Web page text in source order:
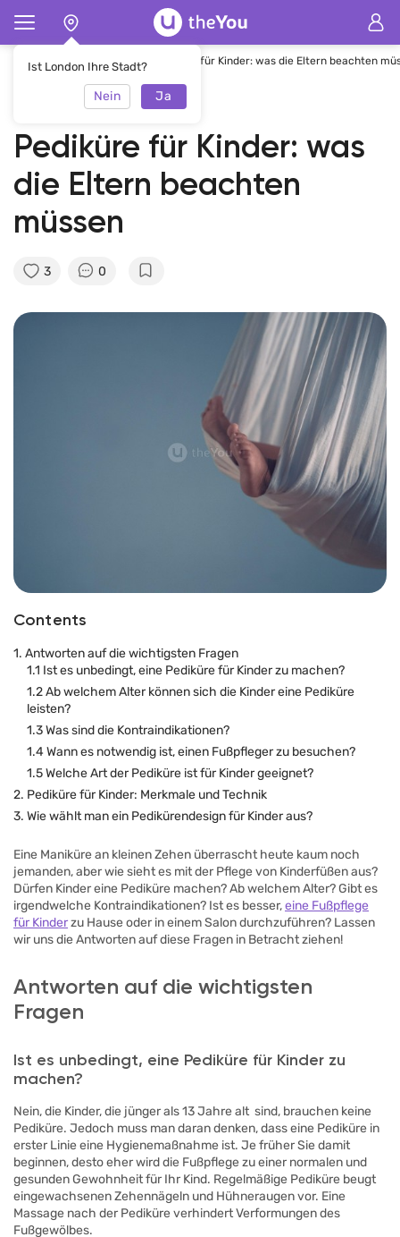
Ist London Ihre Stadt?
Nein Ja
Hauptseite E-Journal Pediküre für Kinder: was die Eltern beachten
theYou Team
Pediküre für Kinder: was
die Eltern beachten
müssen
3 0
Contents
1. Antworten auf die wichtigsten Fragen
1.1 Ist es unbedingt, eine Pediküre für Kinder zu machen?
1.2 Ab welchem Alter können sich die Kinder eine Pediküre
leisten?
1.3 Was sind die Kontraindikationen?
1.4 Wann es notwendig ist, einen Fußpfleger zu besuchen?
1.5 Welche Art der Pediküre ist für Kinder geeignet?
2. Pediküre für Kinder: Merkmale und Technik
3. Wie wählt man ein Pedikürendesign für Kinder aus?
Eine Maniküre an kleinen Zehen überrascht heute kaum noch
jemanden, aber wie sieht es mit der Pflege von Kinderfüßen aus?
Dürfen Kinder eine Pediküre machen? Ab welchem Alter? Gibt es
irgendwelche Kontraindikationen? Ist es besser,eine Fußpflege
für Kinderzu Hause oder in einem Salon durchzuführen? Lassen
wir uns die Antworten auf diese Fragen in Betracht ziehen!
Antworten auf die wichtigsten
Fragen
Ist es unbedingt, eine Pediküre für Kinder zu
machen?
Nein, die Kinder, die jünger als 13 Jahre alt sind, brauchen keine
Pediküre. Jedoch muss man daran denken, dass eine Pediküre in
erster Linie eine Hygienemaßnahme ist. Je früher Sie damit
beginnen, desto eher wird die Fußpflege zu einer normalen und
gesunden Gewohnheit für Ihr Kind. Regelmäßige Pediküre beugt
eingewachsenen Zehennägeln und Hühneraugen vor. Eine
Massage nach der Pediküre verhindert Verformungen des
Fußgewölbes.